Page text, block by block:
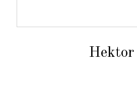
Hektor